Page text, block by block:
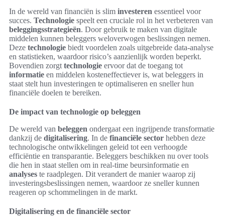
In de wereld van financiën is slim investeren essentieel voor
succes. Technologie speelt een cruciale rol in het verbeteren van
beleggingsstrategieën. Door gebruik te maken van digitale
middelen kunnen beleggers weloverwogen beslissingen nemen.
Deze technologie biedt voordelen zoals uitgebreide data-analyse
en statistieken, waardoor risico’s aanzienlijk worden beperkt.
Bovendien zorgt technologie ervoor dat de toegang tot
informatie en middelen kosteneffectiever is, wat beleggers in
staat stelt hun investeringen te optimaliseren en sneller hun
financiële doelen te bereiken.
De impact van technologie op beleggen
De wereld van beleggen ondergaat een ingrijpende transformatie
dankzij de digitalisering. In de financiële sector hebben deze
technologische ontwikkelingen geleid tot een verhoogde
efficiëntie en transparantie. Beleggers beschikken nu over tools
die hen in staat stellen om in real-time beursinformatie en
analyses te raadplegen. Dit verandert de manier waarop zij
investeringsbeslissingen nemen, waardoor ze sneller kunnen
reageren op schommelingen in de markt.
Digitalisering en de financiële sector